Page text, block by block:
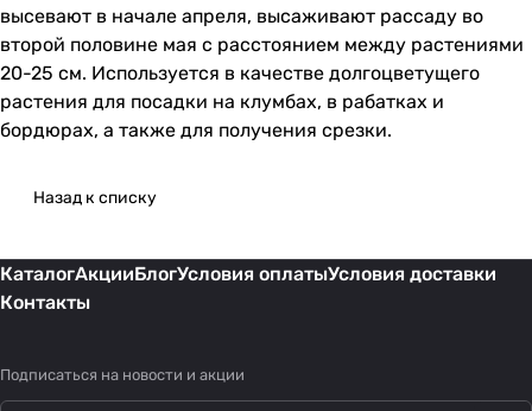
высевают в начале апреля, высаживают рассаду во
второй половине мая с расстоянием между растениями
20-25 см. Используется в качестве долгоцветущего
растения для посадки на клумбах, в рабатках и
бордюрах, а также для получения срезки.
Назад к списку
КаталогАкцииБлогУсловия оплатыУсловия доставки
Контакты
Подписаться на новости и акции